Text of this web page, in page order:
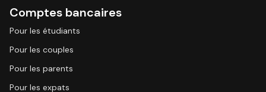
Comptes bancaires
Pour les étudiants
Pour les couples
Pour les parents
Pour les expats